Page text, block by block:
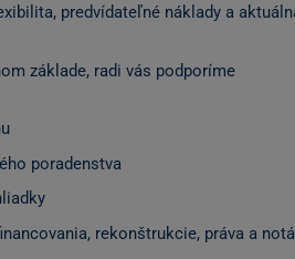
predvídateľné náklady a
základe, radi vás podporíme
poradenstva
rekonštrukcie, práva a